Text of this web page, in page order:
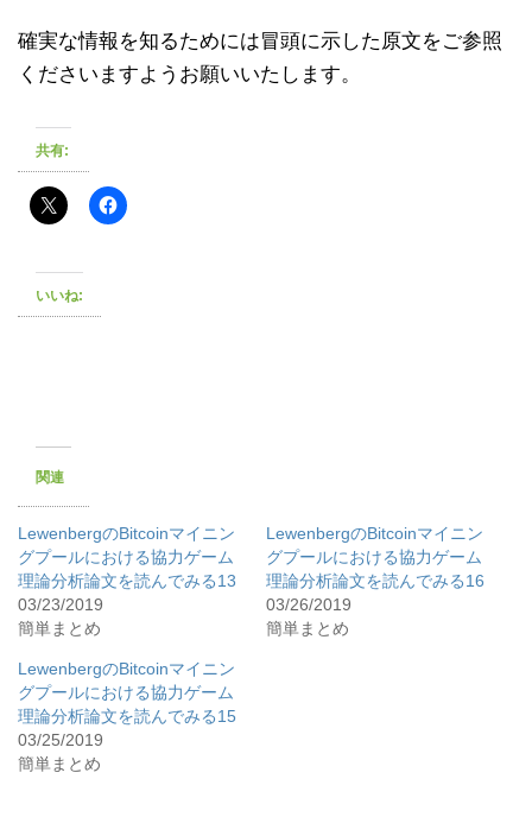
確実な情報を知るためには冒頭に示した原文をご参照
くださいますようお願いいたします。
共有:
いいね:
関連
LewenbergのBitcoinマイニン
グプールにおける協力ゲーム
理論分析論文を読んでみる13
03/23/2019
簡単まとめ
LewenbergのBitcoinマイニン
グプールにおける協力ゲーム
理論分析論文を読んでみる16
03/26/2019
簡単まとめ
LewenbergのBitcoinマイニン
グプールにおける協力ゲーム
理論分析論文を読んでみる15
03/25/2019
簡単まとめ